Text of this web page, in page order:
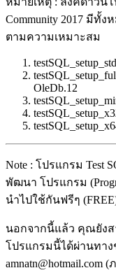
Community 2017 มีทั้
ตามความเหมาะสม
OleDb.12
Note : โปรแกรม Test
พัฒนา โปรแกรม
นำไปใช้กันฟรีๆ
นอกจากนี้แล้ว คุณยัง
โปรแกรมนี้ได้ผ่านทาง